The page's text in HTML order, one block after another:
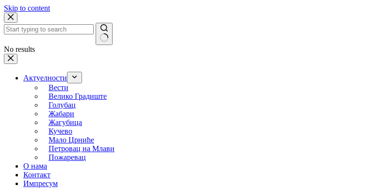
Skip to content
No results
Актуелности
Вести
Велико Градиште
Голубац
Жабари
Жагубица
Кучево
Мало Црниће
Петровац на Млави
Пожаревац
О нама
Контакт
Импресум